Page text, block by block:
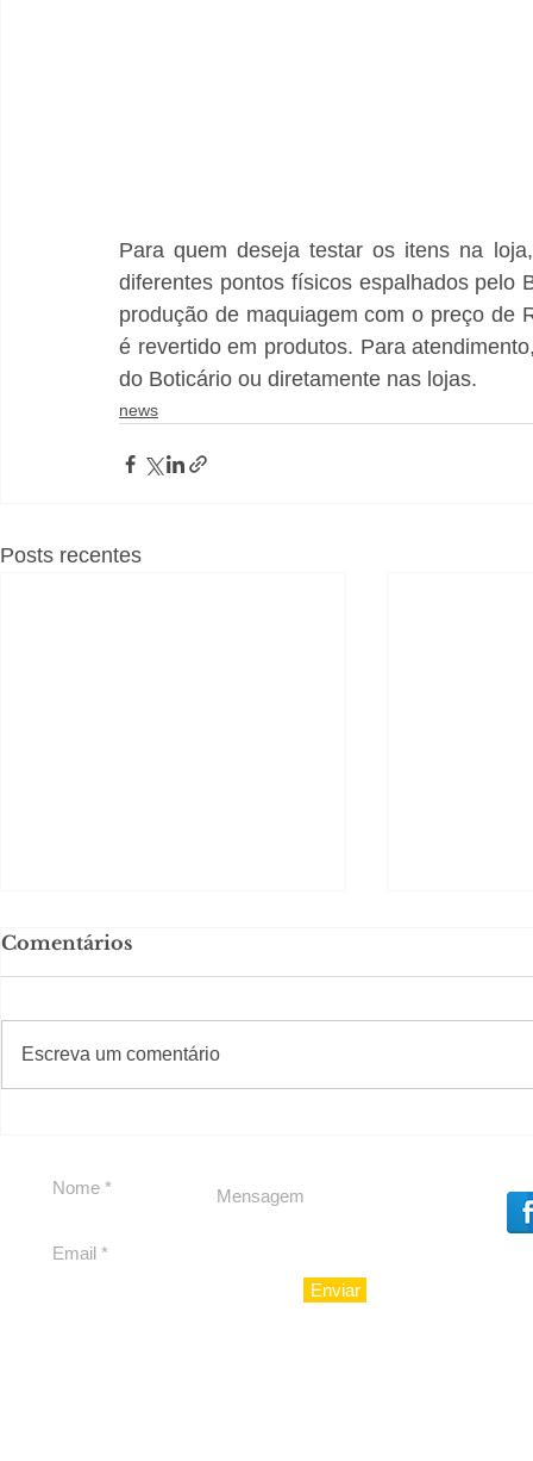
Para quem deseja testar os itens na
diferentes pontos físicos espalhados pelo
produção de maquiagem com o preço de
é revertido em produtos. Para
do Boticário ou diretamente nas lojas.
news
Posts recentes
reforçam apoio a
Cláudio Mitidieri
Comentários
Escreva um comentário
#Sugestões
Enviar